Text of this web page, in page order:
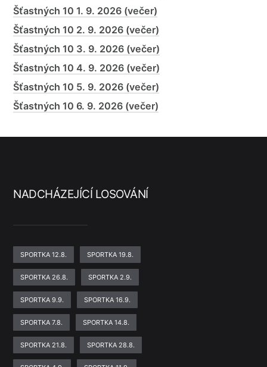
Šťastných 10 1. 9. 2026 (večer)
Šťastných 10 2. 9. 2026 (večer)
Šťastných 10 3. 9. 2026 (večer)
Šťastných 10 4. 9. 2026 (večer)
Šťastných 10 5. 9. 2026 (večer)
Šťastných 10 6. 9. 2026 (večer)
NADCHÁZEJÍCÍ LOSOVÁNÍ
SPORTKA 12.8. SPORTKA 19.8.
SPORTKA 26.8. SPORTKA 2.9.
SPORTKA 9.9. SPORTKA 16.9.
SPORTKA 7.8. SPORTKA 14.8.
SPORTKA 21.8. SPORTKA 28.8.